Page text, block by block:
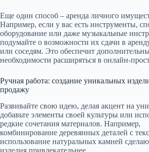
Еще один способ – аренда личного
Например, если у вас есть инструменты,
оборудование или даже музыкальные
подумайте о возможности их сдачи в
или соседям. Это обеспечит
необходимости расширяться в онлайн-
Ручная работа: создание уникальных
продажу
Развивайте свою идею, делая акцент на
добавьте элементы своей культуры или
редкие сочетания материалов. Например,
комбинирование деревянных деталей с
использование натуральных камней
изделия привлекательнее.